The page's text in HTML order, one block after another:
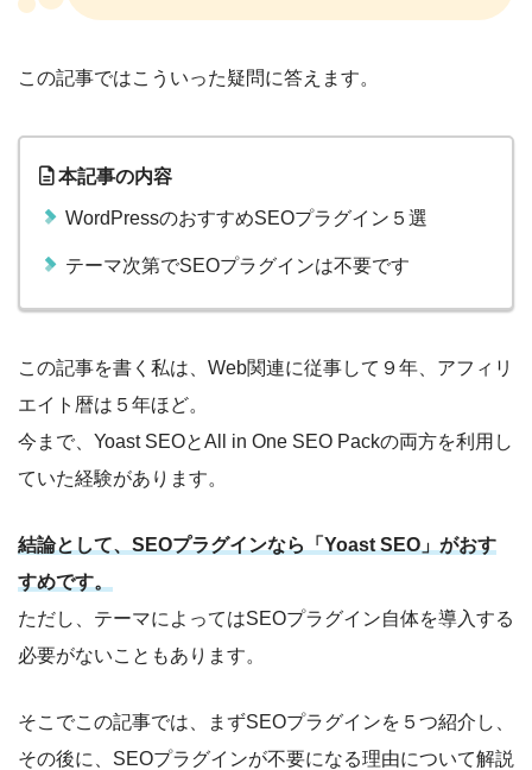
この記事ではこういった疑問に答えます。
本記事の内容
WordPressのおすすめSEOプラグイン５選
テーマ次第でSEOプラグインは不要です
この記事を書く私は、Web関連に従事して９年、アフィリ
エイト暦は５年ほど。
今まで、Yoast SEOとAll in One SEO Packの両方を利用し
ていた経験があります。
結論として、SEOプラグインなら「Yoast SEO」がおす
すめです。
ただし、テーマによってはSEOプラグイン自体を導入する
必要がないこともあります。
そこでこの記事では、まずSEOプラグインを５つ紹介し、
その後に、SEOプラグインが不要になる理由について解説